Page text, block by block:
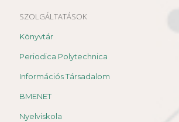
SZOLGÁLTATÁSOK
Könyvtár
Periodica Polytechnica
Információs Társadalom
BMENET
Nyelviskola